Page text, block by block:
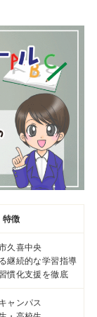
特徴
久喜中央
継続的な学習指導
慣化支援を徹底
ャンパス